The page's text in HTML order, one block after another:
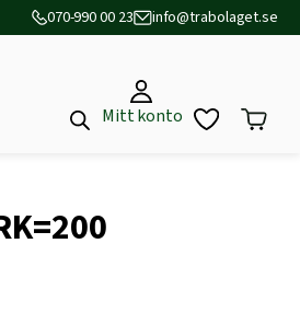
070-990 00 23 info@trabolaget.se
Mitt konto